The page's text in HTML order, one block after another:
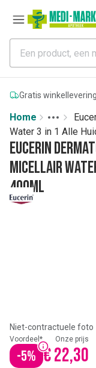
Gratis winkellevering
Home
More
Toggle
Water 3 in 1 Alle
Eucerin
Micellair
400ml
Niet-contractuele foto
Voordeel*
-5%
Onze prijs
€ 22,30